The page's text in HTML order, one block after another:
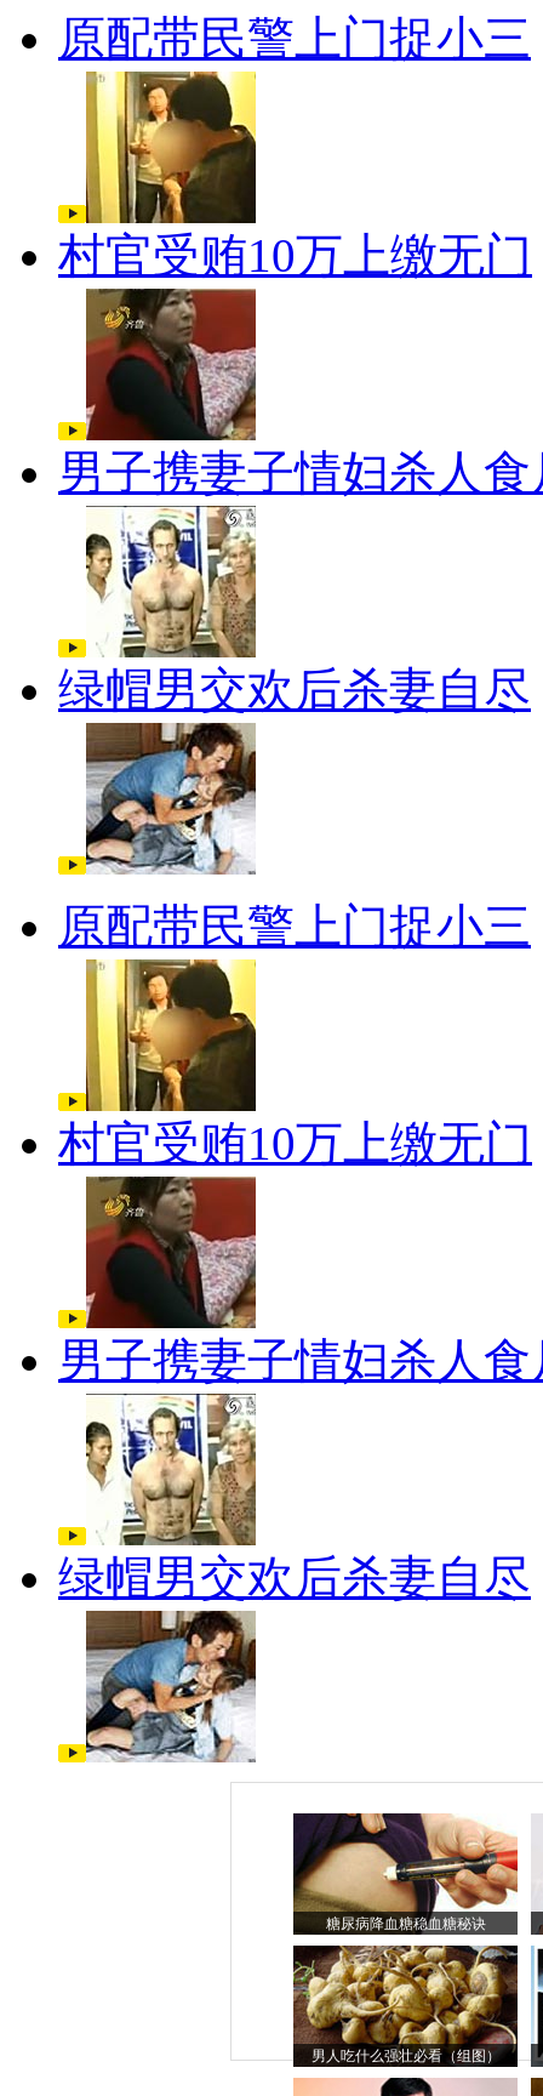
原配带民警上门捉小三
村官受贿10万上缴无门
男子携妻子情妇杀人食
绿帽男交欢后杀妻自尽
原配带民警上门捉小三
村官受贿10万上缴无门
男子携妻子情妇杀人食
绿帽男交欢后杀妻自尽
糖尿病降血糖稳血糖秘诀
男人吃什么强壮必看（组图）